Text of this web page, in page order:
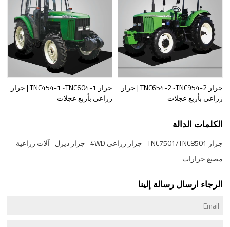
جرار TNC654-2~TNC954-2 | جرار
زراعي بأربع عجلات
جرار TNC454-1~TNC604-1 | جرار
زراعي بأربع عجلات
الكلمات الدالة
جرار TNC7501/TNC8501 جرار زراعي 4WD جرار ديزل آلات زراعية
مصنع جرارات
الرجاء ارسال رسالة إلينا